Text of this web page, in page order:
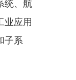
统、航
业应用
子系